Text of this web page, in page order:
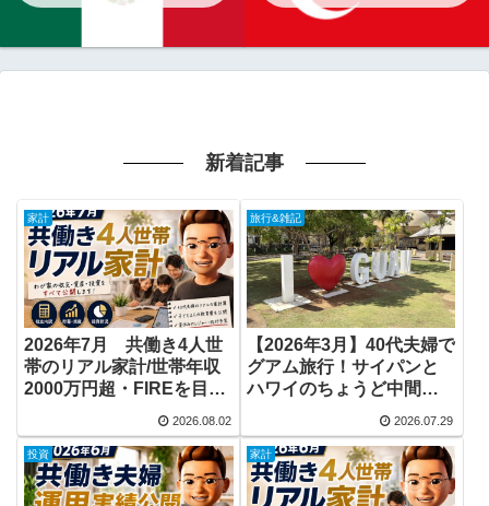
のメリットと注意点
魅力と注意点
新着記事
家計
2026年7月 共働き4人世
帯のリアル家計/世帯年収
2000万円超・FIREを目指
2026.08.02
旅行&雑記
【2026年3月】40代夫婦で
グアム旅行！サイパンと
ハワイのちょうど中間。
2026.07.29
投資 家計